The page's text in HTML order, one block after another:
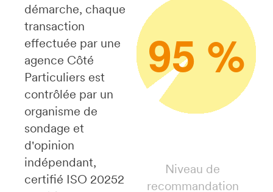
démarche, chaque
transaction
effectuée par une
agence Côté
Particuliers est
contrôlée par un
organisme de
sondage et
d'opinion
indépendant,
certifié ISO 20252
95 %
Niveau de
recommandation